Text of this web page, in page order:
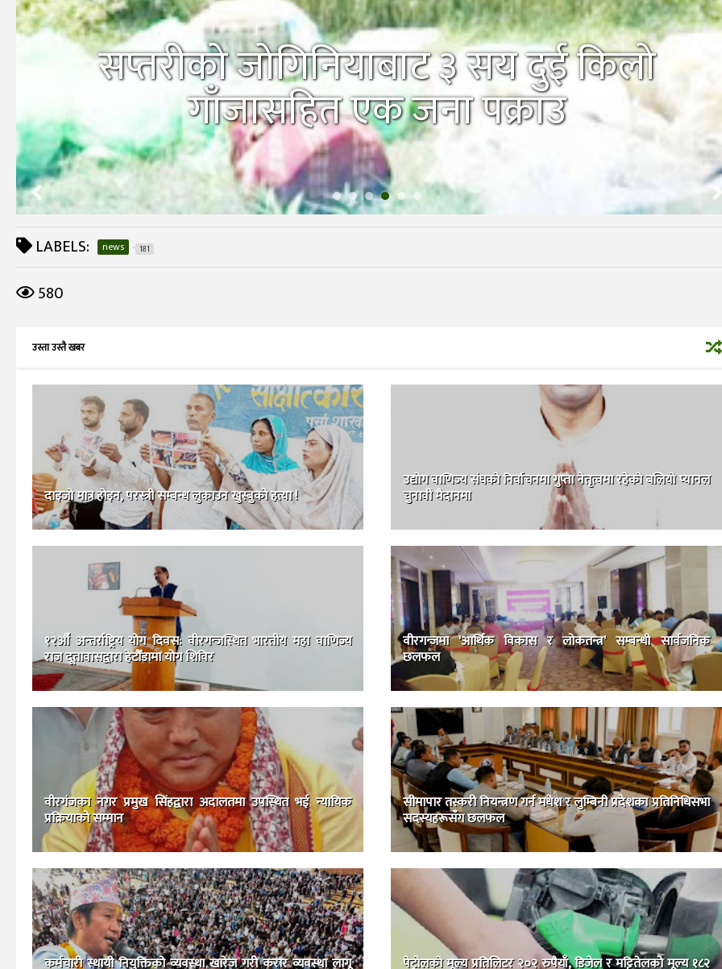
सप्तरीको जोगिनियाबाट ३ सय दुई किलो
गाँजासहित एक जना पक्राउ
LABELS: news 181
580
उस्ता उस्तै खबर
दाइजो मात्र होइन, परस्त्री सम्बन्ध लुकाउन खुस्बुको हत्या !
उद्योग वाणिज्य संघकाे निर्वाचनमा गुप्ता नेतृत्वमा रहेकाे बलियो प्यानल
चुनावी मैदानमा
१२औँ अन्तर्राष्ट्रिय योग दिवस: वीरगन्जस्थित भारतीय महा वाणिज्य
राज दूतावासद्वारा हेटौँडामा योग शिविर
वीरगन्जमा 'आर्थिक विकास र लोकतन्त्र' सम्बन्धी सार्वजनिक
छलफल
वीरगंजका नगर प्रमुख सिंहद्वारा अदालतमा उपस्थित भई न्यायिक
प्रक्रियाको सम्मान
सीमापार तस्करी नियन्त्रण गर्न मधेश र लुम्बिनी प्रदेशका प्रतिनिधिसभा
सदस्यहरूसँग छलफल
कर्मचारी स्थायी नियुक्तिको व्यवस्था खारेज गरी करार व्यवस्था लागू पेट्रोलको मूल्य प्रतिलिटर २०२ रुपैयाँ, डिजेल र मट्टितेलको मूल्य १८२